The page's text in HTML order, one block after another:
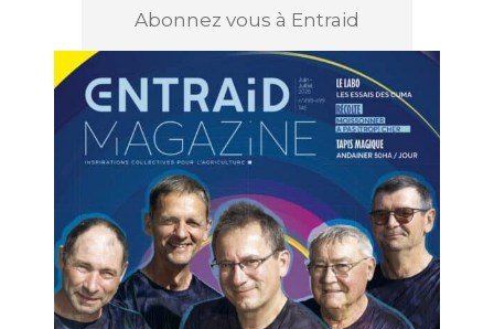
Abonnez vous à Entraid